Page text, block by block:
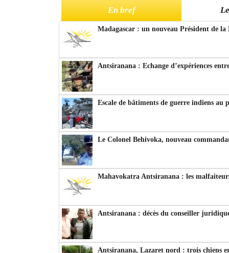
En bref
Madagascar : un nouveau Président de
Antsiranana : Echange d’expériences
Escale de bâtiments de guerre indiens au
Le Colonel Behivoka, nouveau
Mahavokatra Antsiranana : les
Antsiranana : décès du conseiller
Antsiranana, Lazaret nord : trois chiens